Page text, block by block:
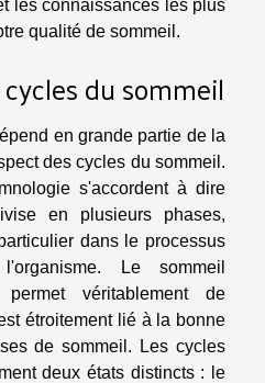
les connaissances les plus
qualité de sommeil.
du sommeil
en grande partie de la
des cycles du sommeil.
s'accordent à dire
en plusieurs phases,
dans le processus
Le sommeil
véritablement de
étroitement lié à la bonne
de sommeil. Les cycles
deux états distincts : le